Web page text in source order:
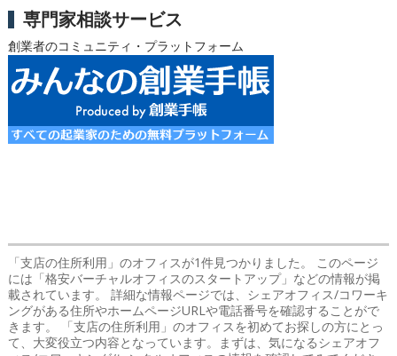
専門家相談サービス
創業者のコミュニティ・プラットフォーム
「支店の住所利用」のオフィスが1件見つかりました。 このページ
には「格安バーチャルオフィスのスタートアップ」などの情報が掲
載されています。 詳細な情報ページでは、シェアオフィス/コワーキ
ングがある住所やホームページURLや電話番号を確認することがで
きます。 「支店の住所利用」のオフィスを初めてお探しの方にとっ
て、大変役立つ内容となっています。まずは、気になるシェアオフ